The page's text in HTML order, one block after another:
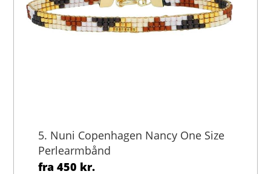
5. Nuni Copenhagen Nancy One Size
Perlearmbånd
fra450 kr.